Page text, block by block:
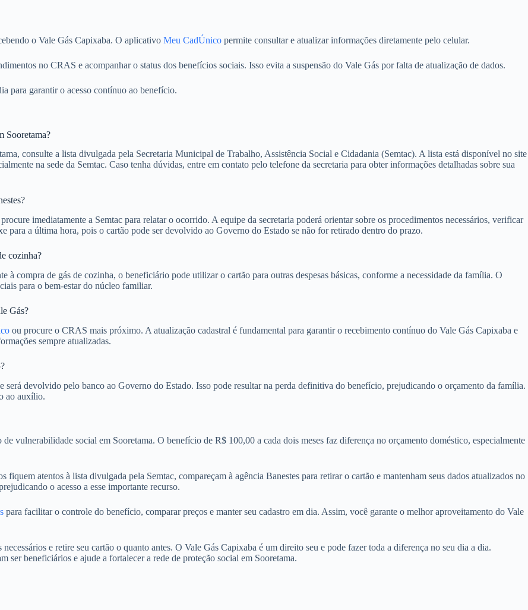
o Vale Gás Capixaba. O aplicativo Meu CadÚnico permite consultar e atualizar informações diretamente pelo celular.
no CRAS e acompanhar o status dos benefícios sociais. Isso evita a suspensão do Vale Gás por falta de atualização de dados.
para garantir o acesso contínuo ao benefício.
Sooretama?
consulte a lista divulgada pela Secretaria Municipal de Trabalho, Assistência Social e Cidadania (Semtac). A lista está disponível no site
na sede da Semtac. Caso tenha dúvidas, entre em contato pelo telefone da secretaria para obter informações detalhadas sobre sua
imediatamente a Semtac para relatar o ocorrido. A equipe da secretaria poderá orientar sobre os procedimentos necessários, verificar
para a última hora, pois o cartão pode ser devolvido ao Governo do Estado se não for retirado dentro do prazo.
cozinha?
compra de gás de cozinha, o beneficiário pode utilizar o cartão para outras despesas básicas, conforme a necessidade da família. O
para o bem-estar do núcleo familiar.
Gás?
ou procure o CRAS mais próximo. A atualização cadastral é fundamental para garantir o recebimento contínuo do Vale Gás Capixaba e
sempre atualizadas.
será devolvido pelo banco ao Governo do Estado. Isso pode resultar na perda definitiva do benefício, prejudicando o orçamento da família.
ao auxílio.
vulnerabilidade social em Sooretama. O benefício de R$ 100,00 a cada dois meses faz diferença no orçamento doméstico, especialmente
atentos à lista divulgada pela Semtac, compareçam à agência Banestes para retirar o cartão e mantenham seus dados atualizados no
o acesso a esse importante recurso.
para facilitar o controle do benefício, comparar preços e manter seu cadastro em dia. Assim, você garante o melhor aproveitamento do Vale
e retire seu cartão o quanto antes. O Vale Gás Capixaba é um direito seu e pode fazer toda a diferença no seu dia a dia.
ser beneficiários e ajude a fortalecer a rede de proteção social em Sooretama.